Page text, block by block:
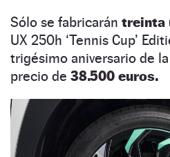
Sólo se fabricarán treinta
UX 250h ‘Tennis Cup’
trigésimo aniversario de
precio de 38.500 euros.